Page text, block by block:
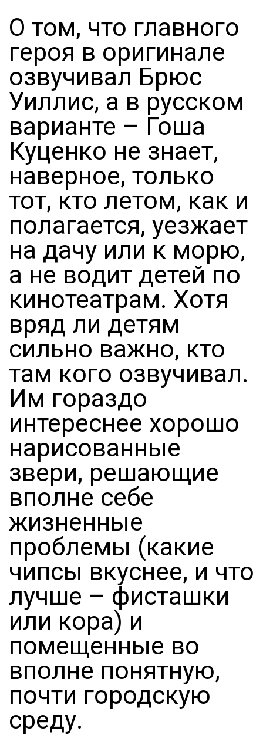
О том, что главного
героя в оригинале
озвучивал Брюс
Уиллис, а в русском
варианте – Гоша
Куценко не знает,
наверное, только
тот, кто летом, как и
полагается, уезжает
на дачу или к морю,
а не водит детей по
кинотеатрам. Хотя
вряд ли детям
сильно важно, кто
там кого озвучивал.
Им гораздо
интереснее хорошо
нарисованные
звери, решающие
вполне себе
жизненные
проблемы (какие
чипсы вкуснее, и что
лучше – фисташки
или кора) и
помещенные во
вполне понятную,
почти городскую
среду.